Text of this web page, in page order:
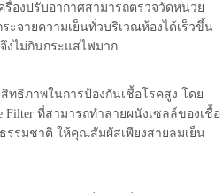
รื่องปรับอากาศสามารถตรวจวัดหน่วย
จายความเย็นทั่วบริเวณห้องได้เร็วขึ้น
งไม่กินกระแสไฟมาก
ทธิภาพในการป้องกันเชื้อโรคสูง โดย
Filter ที่สามารถทำลายผนังเซลล์ของเชื้อ
รรมชาติ ให้คุณสัมผัสเพียงสายลมเย็น